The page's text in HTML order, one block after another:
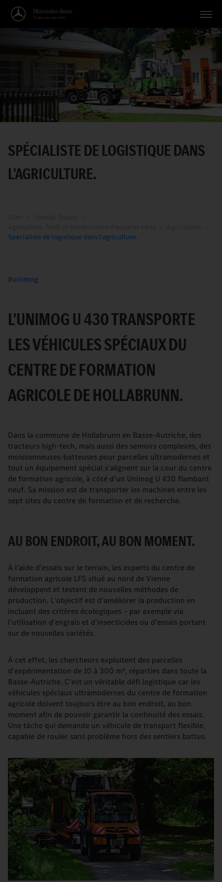
Véhicules
Applications
Thèmes
Français
SPÉCIALISTE DE LOGISTIQUE DANS
L'AGRICULTURE.
Spécialiste de logistique dans l'agriculture.
unimog
L'UNIMOG U 430 TRANSPORTE
LES VÉHICULES SPÉCIAUX DU
CENTRE DE FORMATION
AGRICOLE DE HOLLABRUNN.
Dans la commune de Hollabrunn en Basse-Autriche, des
tracteurs high-tech, mais aussi des semoirs complexes, des
moissonneuses-batteuses pour parcelles ultramodernes et
tout un équipement spécial s'alignent sur la cour du centre
de formation agricole, à côté d'un Unimog U 430 flambant
neuf. Sa mission est de transporter les machines entre les
sept sites du centre de formation et de recherche.
AU BON ENDROIT, AU BON MOMENT.
À l'aide d'essais sur le terrain, les experts du centre de
formation agricole LFS situé au nord de Vienne
développent et testent de nouvelles méthodes de
production. L'objectif est d'améliorer la production en
incluant des critères écologiques – par exemple via
l'utilisation d'engrais et d'insecticides ou d'essais portant
sur de nouvelles variétés.
À cet effet, les chercheurs exploitent des parcelles
d'expérimentation de 10 à 300 m², réparties dans toute la
Basse-Autriche. C'est un véritable défi logistique car les
véhicules spéciaux ultramodernes du centre de formation
agricole doivent toujours être au bon endroit, au bon
moment afin de pouvoir garantir la continuité des essais.
Une tâche qui demande un véhicule de transport flexible,
capable de rouler sans problème hors des sentiers battus.